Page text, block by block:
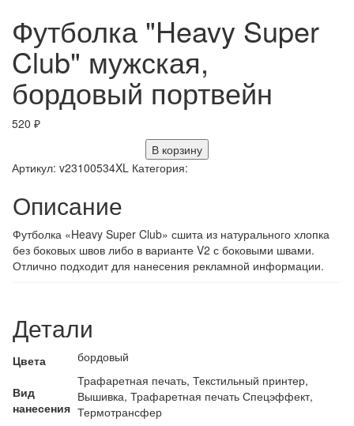
Футболка "Heavy Super
Club" мужская,
бордовый портвейн
520 ₽
В корзину
Артикул: v23100534XL Категория:
Описание
Футболка «Heavy Super Club» сшита из натурального хлопка
без боковых швов либо в варианте V2 с боковыми швами.
Отлично подходит для нанесения рекламной информации.
Детали
Цвета бордовый
Вид
нанесения
Трафаретная печать, Текстильный принтер,
Вышивка, Трафаретная печать Спецэффект,
Термотрансфер